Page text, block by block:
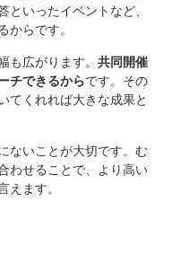
といったイベントなど、
からです。
も広がります。 共同開催
チできるからです。その
てくれれば大きな成果と
ないことが大切です。む
わせることで、より高い
えます。